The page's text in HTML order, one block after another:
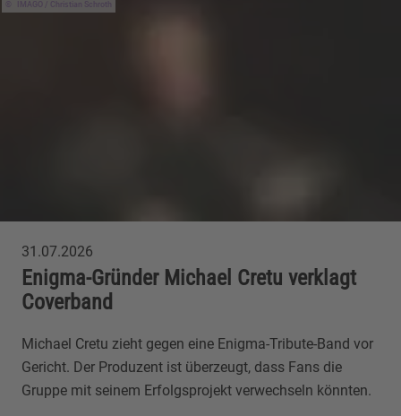
IMAGO / Christian Schroth
31.07.2026
Enigma-Gründer Michael Cretu verklagt
Coverband
Michael Cretu zieht gegen eine Enigma-Tribute-Band vor
Gericht. Der Produzent ist überzeugt, dass Fans die
Gruppe mit seinem Erfolgsprojekt verwechseln könnten.